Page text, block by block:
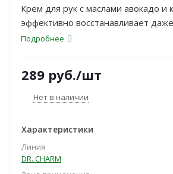
Крем для рук с маслами авокадо и
эффективно восстанавливает
раздраженную кожу рук. Ускоряет
воздействия окружающей среды,
смягчающее и успокаивающее
Подробнее
289 руб./шт
Нет в наличии
Характеристики
Линия
DR. CHARM